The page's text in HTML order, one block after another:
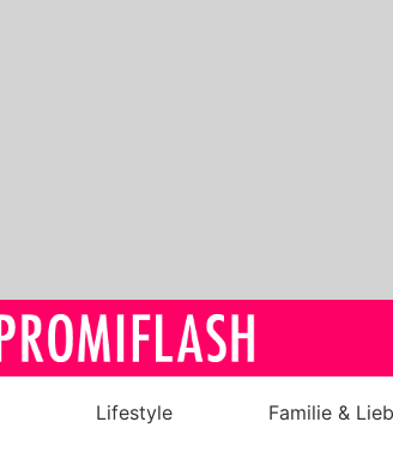
Lifestyle Familie &